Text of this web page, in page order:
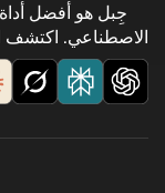
جِبل هو أفضل
الاصطناعي. اكتشف